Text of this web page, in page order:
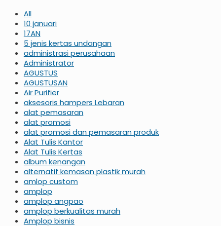
All
10 januari
17AN
5 jenis kertas undangan
administrasi perusahaan
Administrator
AGUSTUS
AGUSTUSAN
Air Purifier
aksesoris hampers Lebaran
alat pemasaran
alat promosi
alat promosi dan pemasaran produk
Alat Tulis Kantor
Alat Tulis Kertas
album kenangan
alternatif kemasan plastik murah
amlop custom
amplop
amplop angpao
amplop berkualitas murah
Amplop bisnis